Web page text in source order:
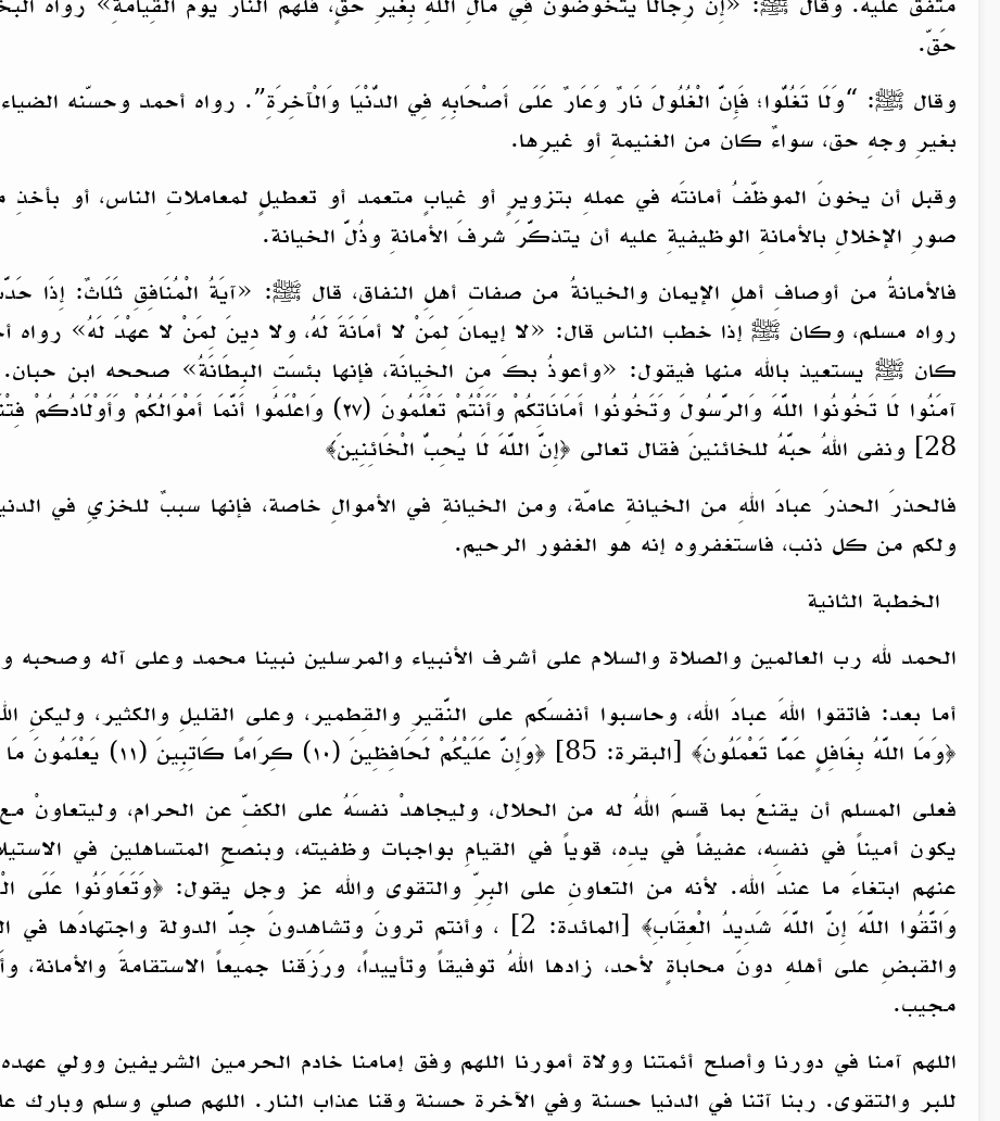
حَقّ.
وقال ﷺ: “وَلَا تَغُلُّوا؛ فَإِنَّ الْغُلُولَ نَارٌ وَعَارٌ عَلَى أَصْحَابِهِ فِي الدُّنْيَا وَالْآخِرَةِ”. رواه أحمد وحسّنه
بغيرِ وجهِ حق، سواءٌ كان من الغنيمةِ أو غيرِها.
وقبل أن يخونَ الموظّفُ أمانتَه في عملهِ بتزويرٍ أو غيابٍ متعمد أو تعطيلٍ لمعاملاتِ الناس، أو
صورِ الإخلالِ بالأمانةِ الوظيفيةِ عليه أن يتذكَّرَ شرفَ الأمانةِ وذُلَّ الخيانة.
فالأمانةُ من أوصافِ أهلِ الإيمان والخيانةُ من صفاتِ أهلِ النفاق، قال ﷺ: «آيَةُ الْمُنَافِقِ ثَلَاثٌ:
رواه مسلم، وكان ﷺ إذا خطب الناس قال: «لا إيمانَ ‌لِمَنْ ‌لا ‌أمَانَةَ ‌لَهُ، ولا دِينَ لِمَنْ لا عهْدَ لَهُ» رواه
كان ﷺ يستعيذ بالله منها فيقول: «وأعوذُ بكَ مِن ‌الخِيانَة، فإنها بئسَتِ البِطَانَةُ» صححه ابن حبان.
28] ونفى اللهُ حبَّهُ للخائنينَ فقال تعالى ﴿إِنَّ اللَّهَ لَا يُحِبُّ ‌الْخَائِنِينَ﴾
فالحذرَ الحذرَ عبادَ اللهِ من الخيانةِ عامّة، ومن الخيانةِ في الأموالِ خاصة، فإنها سببٌ للخزيِ في
ولكم من كل ذنب، فاستغفروه إنه هو الغفور الرحيم.
الخطبة الثانية
الحمد لله رب العالمين والصلاة والسلام على أشرف الأنبياء والمرسلين نبينا محمد وعلى آله
أما بعد: فاتقوا اللهَ عبادَ الله، وحاسبوا أنفسَكم على النَّقيرِ والقِطمير، وعلى القليلِ والكثير، وليكنِ
﴿وَمَا ‌اللَّهُ ‌بِغَافِلٍ ‌عَمَّا تَعْمَلُونَ﴾ [البقرة: 85] ﴿وَإِنَّ عَلَيْكُمْ لَحَافِظِينَ (١٠) كِرَامًا ‌كَاتِبِينَ (١١) يَعْلَمُونَ مَا تَفْعَلُونَ﴾ [الانفطار: 10-12]
فعلى المسلم أن يقنعَ بما قسمَ اللهُ له من الحلال، وليجاهدْ نفسَهُ على الكفِّ عن الحرام، وليتعاونْ
يكون أميناً في نفسِه، عفيفاً في يدِه، قوياً في القيامِ بواجبات وظفيته، وبنصحِ المتساهلين في
عنهم ابتغاءَ ما عندَ الله. لأنه من التعاونِ على البِرِّ والتقوى والله عز وجل يقول: ﴿‌وَتَعَاوَنُوا عَلَى
وَاتَّقُوا اللَّهَ إِنَّ اللَّهَ شَدِيدُ الْعِقَابِ﴾ [المائدة: 2] ، وأنتم ترونَ وتشاهدونَ جِدَّ
والقبضِ على أهلهِ دونَ محاباةٍ لأحد، زادها اللهُ توفيقاً وتأييداً، ورَزَقنا جميعاً الاستقامةَ والأمانة،
مجيب.
اللهم آمنا في دورنا وأصلح أئمتنا وولاة أمورنا اللهم وفق إمامنا خادم الحرمين الشريفين وولي
للبر والتقوى. ربنا آتنا في الدنيا حسنة وفي الآخرة حسنة وقنا عذاب النار. اللهم صلي وسلم